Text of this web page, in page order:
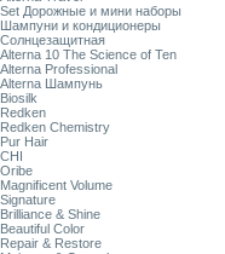
Set Дорожные и мини наборы
Шампуни и кондиционеры
Солнцезащитная
Alterna 10 The Science of Ten
Alterna Professional
Alterna Шампунь
Biosilk
Redken
Redken Chemistry
Pur Hair
CHI
Oribe
Magnificent Volume
Signature
Brilliance & Shine
Beautiful Color
Repair & Restore